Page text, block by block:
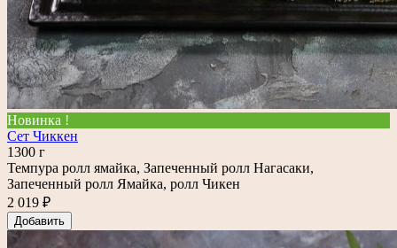
Новинка !
Сет Чиккен
1300 г
Темпура ролл ямайка, Запеченный ролл Нагасаки,
Запеченный ролл Ямайка, ролл Чикен
2 019 ₽
Добавить